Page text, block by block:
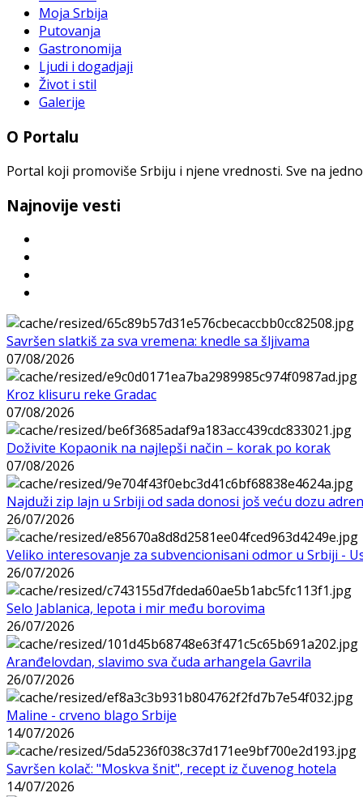
Moja Srbija
Putovanja
Gastronomija
Ljudi i dogadjaji
Život i stil
Galerije
O Portalu
Portal koji promoviše Srbiju i njene vrednosti. Sve na
Najnovije vesti
Savršen slatkiš za sva vremena: knedle sa šljivama
07/08/2026
Kroz klisuru reke Gradac
07/08/2026
Doživite Kopaonik na najlepši način – korak po korak
07/08/2026
Najduži zip lajn u Srbiji od sada donosi još veću dozu
26/07/2026
Veliko interesovanje za subvencionisani odmor u Srbiji -
26/07/2026
Selo Jablanica, lepota i mir među borovima
26/07/2026
Aranđelovdan, slavimo sva čuda arhangela Gavrila
26/07/2026
Maline - crveno blago Srbije
14/07/2026
Savršen kolač: "Moskva šnit", recept iz čuvenog hotela
14/07/2026